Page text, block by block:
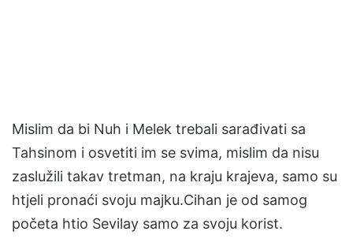
Mislim da bi Nuh i Melek trebali sarađivati ​​sa
Tahsinom i osvetiti im se svima, mislim da nisu
zaslužili takav tretman, na kraju krajeva, samo su
htjeli pronaći svoju majku.Cihan je od samog
početa htio Sevilay samo za svoju korist.